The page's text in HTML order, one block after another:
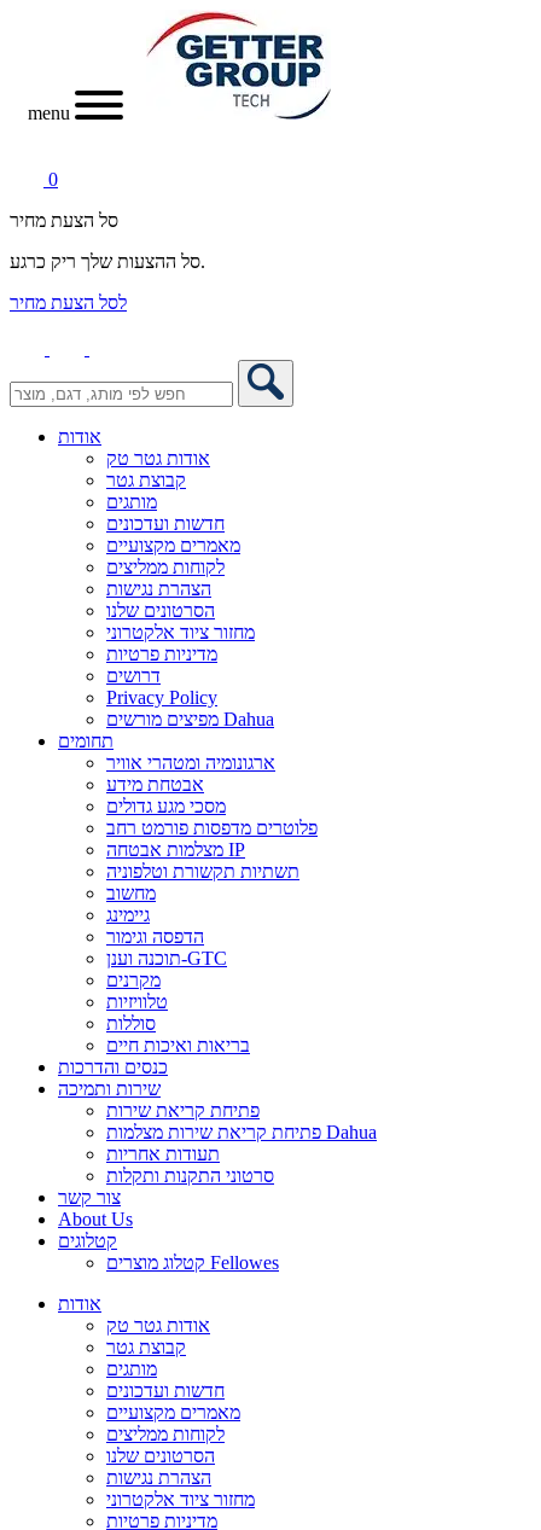
menu
0
סל הצעת מחיר
סל ההצעות שלך ריק כרגע.
לסל הצעת מחיר
אודות
אודות גטר טק
קבוצת גטר
מותגים
חדשות ועדכונים
מאמרים מקצועיים
לקוחות ממליצים
הצהרת נגישות
הסרטונים שלנו
מחזור ציוד אלקטרוני
מדיניות פרטיות
דרושים
Privacy Policy
מפיצים מורשים Dahua
תחומים
ארגונומיה ומטהרי אוויר
אבטחת מידע
מסכי מגע גדולים
פלוטרים מדפסות פורמט רחב
מצלמות אבטחה IP
תשתיות תקשורת וטלפוניה
מחשוב
גיימינג
הדפסה וגימור
תוכנה וענן-GTC
מקרנים
טלוויזיות
סוללות
בריאות ואיכות חיים
כנסים והדרכות
שירות ותמיכה
פתיחת קריאת שירות
פתיחת קריאת שירות מצלמות Dahua
תעודות אחריות
סרטוני התקנות ותקלות
צור קשר
About Us
קטלוגים
קטלוג מוצרים Fellowes
אודות
אודות גטר טק
קבוצת גטר
מותגים
חדשות ועדכונים
מאמרים מקצועיים
לקוחות ממליצים
הסרטונים שלנו
הצהרת נגישות
מחזור ציוד אלקטרוני
מדיניות פרטיות